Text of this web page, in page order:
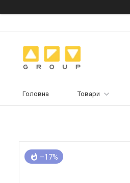
Головна Товари
–17%